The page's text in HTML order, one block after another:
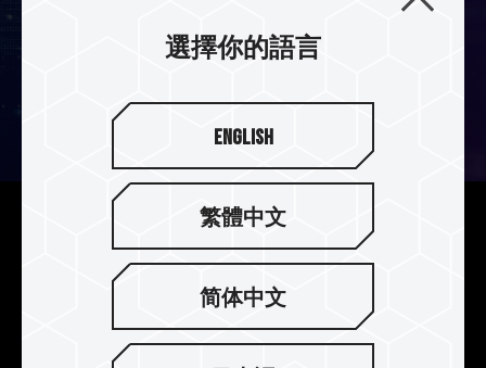
解放容量上限 更多工
起步即從單支 8GB 開始，且依據 JEDEC 規範，可
發展至單支 128GB，解放你的記憶體容量上限，享
受同步多工處理的流暢體驗。
選擇你的語言
English
繁體中文
简体中文